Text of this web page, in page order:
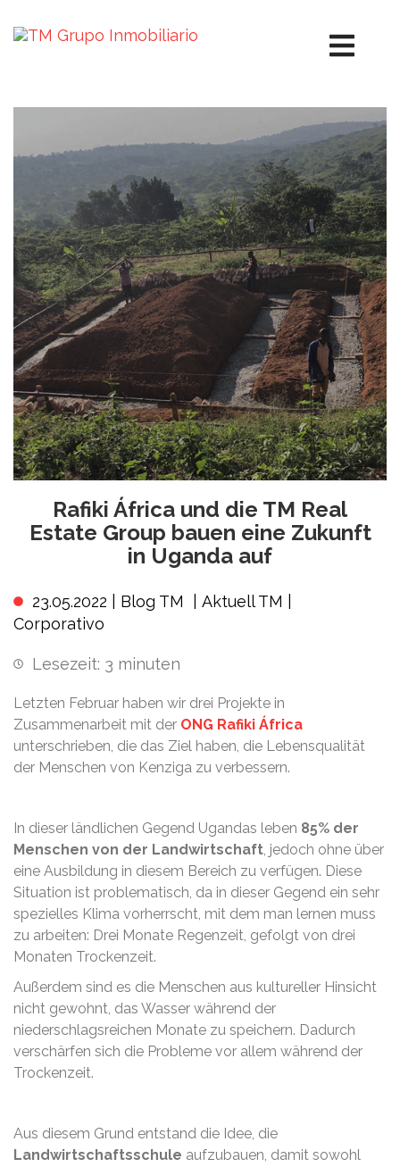
Rafiki África und die TM Real
Estate Group bauen eine Zukunft
in Uganda auf
23.05.2022 | Blog TM Aktuell TM
Corporativo
Lesezeit: 3 minuten
Letzten Februar haben wir drei Projekte in
Zusammenarbeit mit der ONG Rafiki África
unterschrieben, die das Ziel haben, die Lebensqualität
der Menschen von Kenziga zu verbessern.
In dieser ländlichen Gegend Ugandas leben 85% der
Menschen von der Landwirtschaft, jedoch ohne über
eine Ausbildung in diesem Bereich zu verfügen. Diese
Situation ist problematisch, da in dieser Gegend ein sehr
spezielles Klima vorherrscht, mit dem man lernen muss
zu arbeiten: Drei Monate Regenzeit, gefolgt von drei
Monaten Trockenzeit.
Außerdem sind es die Menschen aus kultureller Hinsicht
nicht gewohnt, das Wasser während der
niederschlagsreichen Monate zu speichern. Dadurch
verschärfen sich die Probleme vor allem während der
Trockenzeit.
Aus diesem Grund entstand die Idee, die
Landwirtschaftsschule aufzubauen, damit sowohl